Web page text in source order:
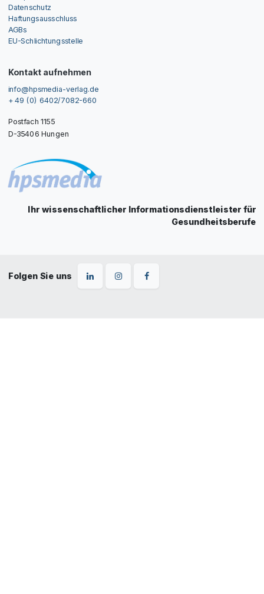
Datenschutz
Haftungsausschluss
AGBs
EU-Schlichtungsstelle
Kontakt aufnehmen
info@hpsmedia-verlag.de
+ 49 (0) 6402/7082-660
Postfach 1155
D-35406 Hungen
Ihr wissenschaftlicher Informationsdienstleister für
Gesundheitsberufe
Folgen Sie uns